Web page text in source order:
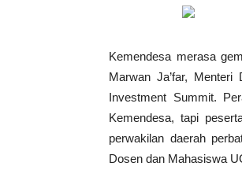
Kemendesa merasa
Marwan Ja’far, Menteri
Investment Summit.
Kemendesa, tapi
perwakilan daerah
Dosen dan Mahasiswa